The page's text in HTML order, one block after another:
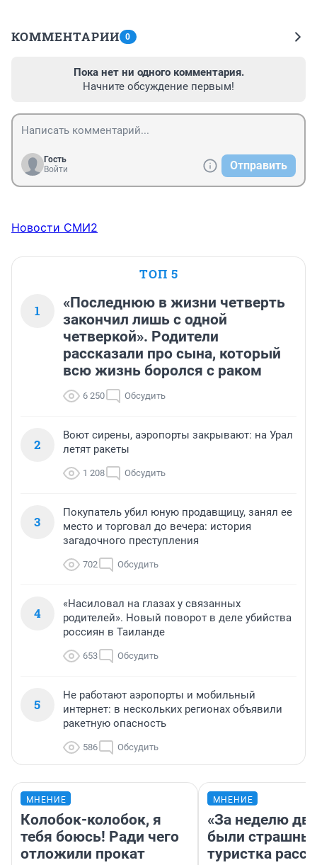
КОММЕНТАРИИ 0
Пока нет ни одного комментария.
Начните обсуждение первым!
Гость
Войти
Отправить
Новости СМИ2
ТОП 5
1
«Последнюю в жизни четверть
закончил лишь с одной
четверкой». Родители
рассказали про сына, который
всю жизнь боролся с раком
6 250 Обсудить
2
Воют сирены, аэропорты закрывают: на Урал
летят ракеты
1 208 Обсудить
3
Покупатель убил юную продавщицу, занял ее
место и торговал до вечера: история
загадочного преступления
702 Обсудить
4
«Насиловал на глазах у связанных
родителей». Новый поворот в деле убийства
россиян в Таиланде
653 Обсудить
5
Не работают аэропорты и мобильный
интернет: в нескольких регионах объявили
ракетную опасность
586 Обсудить
МНЕНИЕ
Колобок-колобок, я
тебя боюсь! Ради чего
отложили прокат
МНЕНИЕ
«За неделю
были
туристка